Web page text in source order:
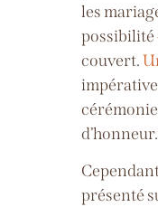
les
possibilité
couvert.
d’honneur.
présenté